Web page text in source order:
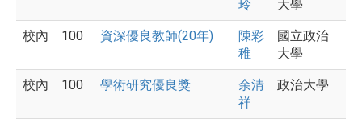
玲
大學
校內 100 資深優良教師(20年)
陳彩
稚
國立政治
大學
校內 100 學術研究優良獎
余清
祥
政治大學